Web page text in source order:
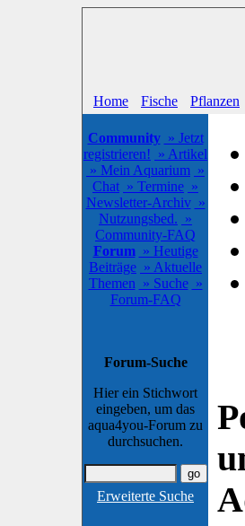
Home Fische Pflanzen
Community » Jetzt
registrieren! » Artikel
» Mein Aquarium »
Chat » Termine »
Newsletter-Archiv »
Nutzungsbed. »
Community-FAQ
Forum » Heutige
Beiträge » Aktuelle
Themen » Suche »
Forum-FAQ
Forum-Suche
Hier ein Stichwort
eingeben, um das
aqua4you-Forum zu
durchsuchen.
Erweiterte Suche